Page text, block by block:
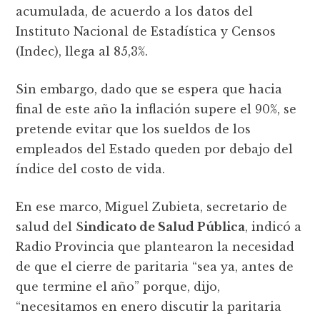
acumulada, de acuerdo a los datos del
Instituto Nacional de Estadística y Censos
(Indec), llega al 85,3%.
Sin embargo, dado que se espera que hacia
final de este año la inflación supere el 90%, se
pretende evitar que los sueldos de los
empleados del Estado queden por debajo del
índice del costo de vida.
En ese marco, Miguel Zubieta, secretario de
salud del Sindicato de Salud Pública, indicó a
Radio Provincia que plantearon la necesidad
de que el cierre de paritaria “sea ya, antes de
que termine el año” porque, dijo,
“necesitamos en enero discutir la paritaria